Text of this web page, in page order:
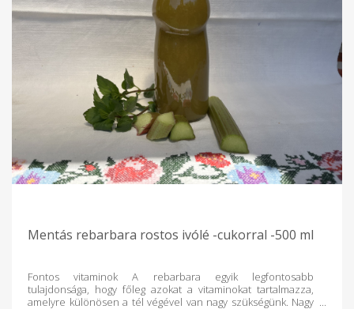
Mentás rebarbara rostos ivólé -cukorral -500 ml
Fontos vitaminok A rebarbara egyik legfontosabb
tulajdonsága, hogy főleg azokat a vitaminokat tartalmazza,
amelyre különösen a tél végével van nagy szükségünk. Nagy